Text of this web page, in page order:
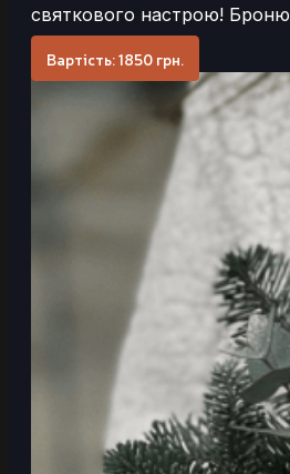
святкового настрою!
Вартість: 1850 грн.